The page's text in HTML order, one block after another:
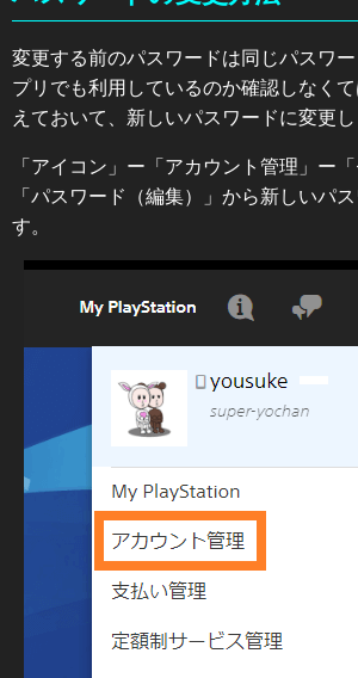
変更する前のパスワードは同じパスワ
プリでも利用しているのか確認しなく
えておいて、新しいパスワードに変更し
「アイコン」ー「アカウント管理」ー
「パスワード（編集）」から新しいパ
す。